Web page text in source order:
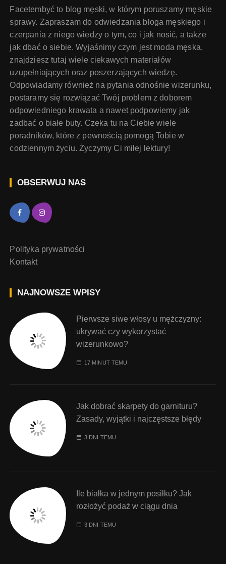
Facetembyć to blog męski, w którym poruszamy męskie
sprawy. Zapraszam do odwiedzania bloga męskiego i
czerpania z niego wiedzy o tym, co i jak nosić, a także
jak dbać o siebie. Wyjaśnimy czym jest moda męska,
znajdziesz tutaj wiele ciekawych materiałów
uzupełniających oraz poszerzających wiedzę.
Odpowiadamy również na pytania odnośnie wizerunku,
postaramy się rozwiązać Twój problem z doborem
odpowiedniego krawata a nawet podpowiemy jak
zadbać o białe buty. Czeka tu na Ciebie wiele
poradników, które z pewnością pomogą Tobie w
codziennym życiu. Życzymy Ci miłej lektury!
OBSERWUJ NAS
Polityka prywatności
Kontakt
NAJNOWSZE WPISY
Pierwsze siwe włosy u mężczyzny:
ukrywać czy wykorzystać
wizerunkowo?
17 MINUT TEMU
Jak dobrać skarpety do garnituru?
Zasady, wyjątki i najczęstsze błędy
3 DNI TEMU
Ile białka w jednym posiłku? Jak
rozłożyć podaż w ciągu dnia
3 DNI TEMU